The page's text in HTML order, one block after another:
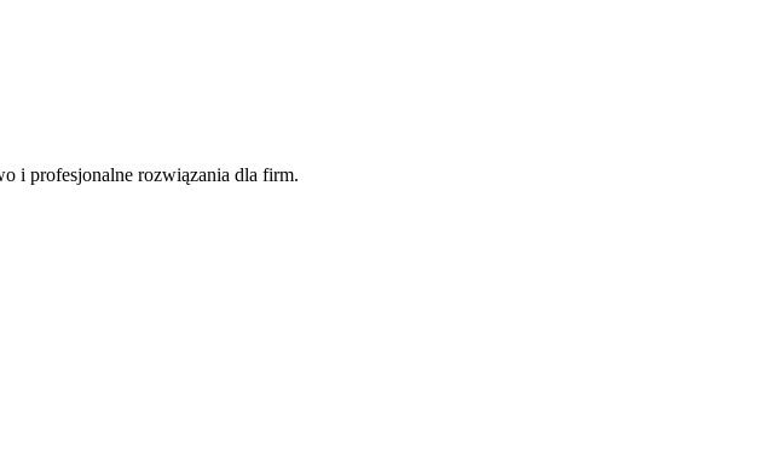
i profesjonalne rozwiązania dla firm.